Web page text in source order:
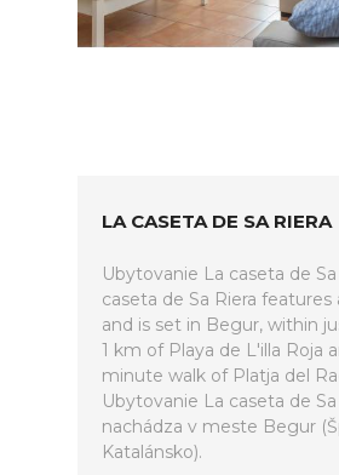
LA CASETA DE SA RIERA
Ubytovanie La caseta de Sa
caseta de Sa Riera features
and is set in Begur, within
1 km of Playa de L'illa Roja
minute walk of Platja del
Ubytovanie La caseta de Sa
nachádza v meste Begur
Katalánsko).